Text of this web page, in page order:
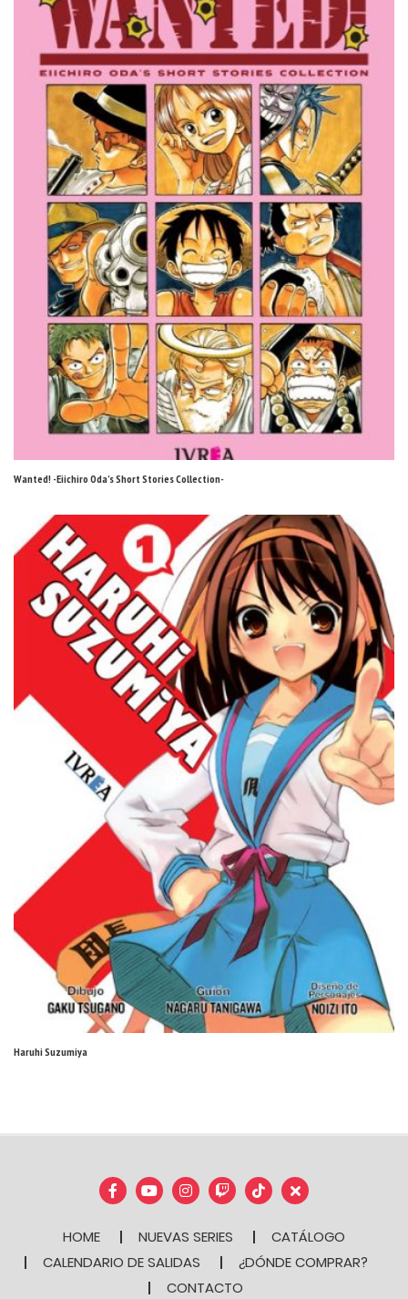
Wanted! -Eiichiro Oda’s Short Stories Collection-
Haruhi Suzumiya
HOME NUEVAS SERIES
CATÁLOGO
CALENDARIO DE SALIDAS
¿DÓNDE COMPRAR?
CONTACTO